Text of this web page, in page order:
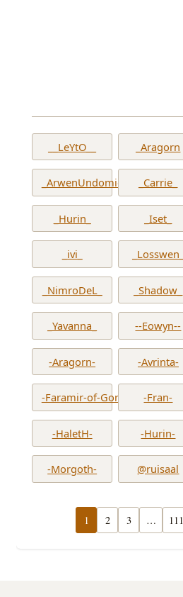
__LeYtO__ _Aragorn
_ArwenUndomiel_ _Carrie_
_Hurin_ _Iset_
_ivi_ _Losswen_
_NimroDeL_ _Shadow_
_Yavanna_ --Eowyn--
-Aragorn- -Avrinta-
-Faramir-of-Gondor- -Fran-
-HaletH- -Hurin-
-Morgoth- @ruisaal
1 2 3 … 111